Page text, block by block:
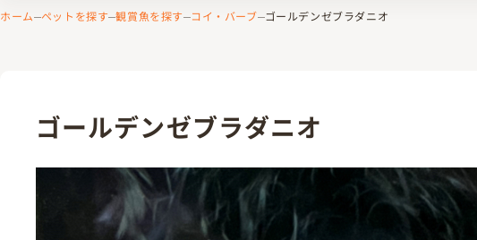
ホーム ペットを探す 観賞魚を探す コイ・バーブ ゴールデンゼブラダニオ
ゴールデンゼブラダニオ